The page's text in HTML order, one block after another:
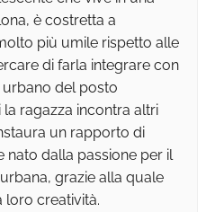
è costretta a
più umile rispetto alle
di farla integrare con
del posto
ragazza incontra altri
un rapporto di
nato dalla passione per il
grazie alla quale
loro creatività.